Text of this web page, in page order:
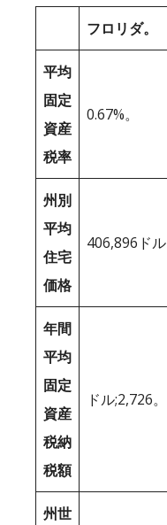
フロリダ。
平均
固定
資産
税率
0.67%。
州別
平均
住宅
価格
406,896ドル
年間
平均
固定
資産
税納
税額
ドル;2,726。
州世